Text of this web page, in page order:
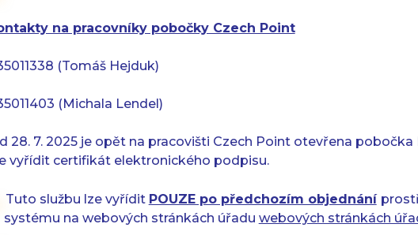
na pracovníky pobočky Czech Point
(Tomáš Hejduk)
(Michala Lendel)
28. 7. 2025 je opět na pracovišti Czech Point otevřena
vyřídit certifikát elektronického podpisu.
Tuto službu lze vyřídit POUZE po předchozím objednání
systému na webových stránkách úřadu webových stránkách